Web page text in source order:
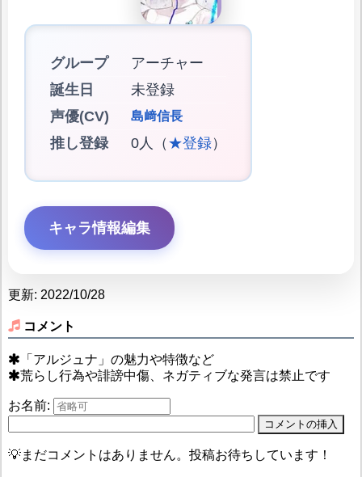
グループ
アーチャー
誕生日
未登録
声優(CV)
島﨑信長
推し登録 0人（ ★登録）
キャラ情報編集
更新: 2022/10/28
コメント
「アルジュナ」の魅力や特徴など
荒らし行為や誹謗中傷、ネガティブな発言は禁止です
お名前:
💡まだコメントはありません。投稿お待ちしています！